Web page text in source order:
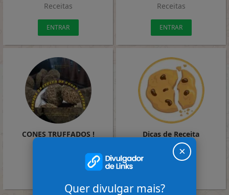
Receitas
ENTRAR
Receitas
ENTRAR
CONES TRUFFADOS !
Dicas de Receita
Receitas
×
Quer divulgar mais?